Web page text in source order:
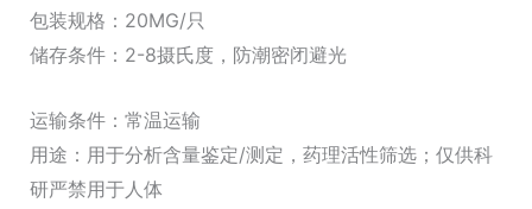
包装规格：20MG/只
储存条件：2-8摄氏度，防潮密闭避光
运输条件：常温运输
用途：用于分析含量鉴定/测定，药理活性筛选；仅供科
研严禁用于人体